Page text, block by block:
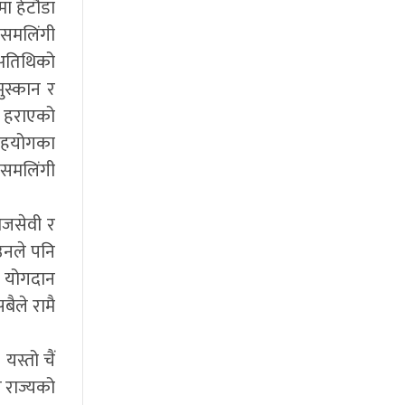
हेटौंडा
र
र
पनि
रामै
चैं